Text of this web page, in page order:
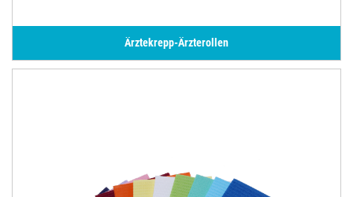
Ärztekrepp-Ärzterollen